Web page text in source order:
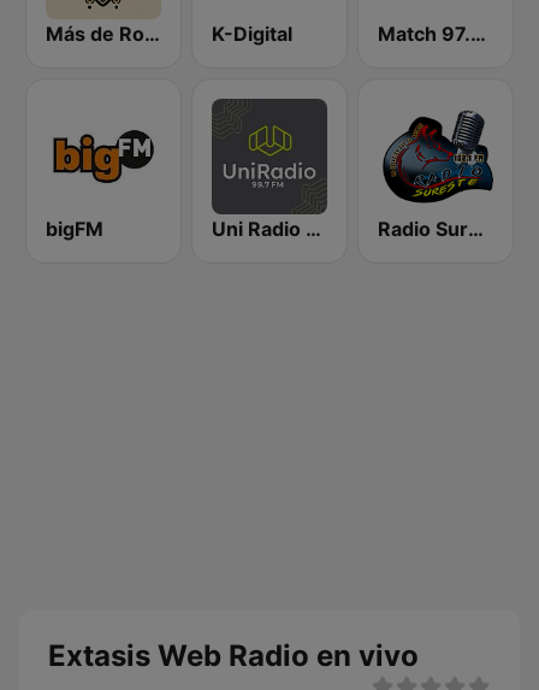
Más de Rock K-Digital Match 97.9 FM Queretaro
bigFM Uni Radio 99.7 Radio Sureste FM
Extasis Web Radio en vivo